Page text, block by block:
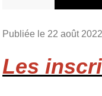
Publiée le 22 août 2022
Les